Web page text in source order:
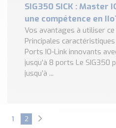
SIG350 SICK : Master
une compétence en
Vos avantages à utiliser
Principales
Ports IO-Link innovants
jusqu’à 8 ports Le
jusqu’à ...
1 2